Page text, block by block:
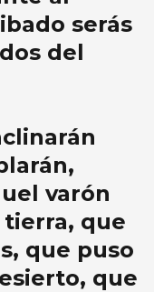
serás
del
varón
que
que puso
que